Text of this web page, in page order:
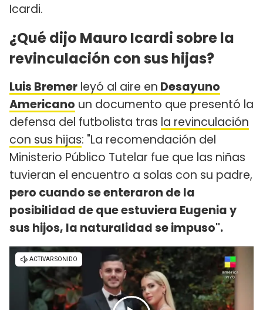
Icardi.
¿Qué dijo Mauro Icardi sobre la
revinculación con sus hijas?
Luis Bremer leyó al aire en Desayuno
Americano un documento que presentó la
defensa del futbolista tras la revinculación
con sus hijas: "La recomendación del
Ministerio Público Tutelar fue que las niñas
tuvieran el encuentro a solas con su padre,
pero cuando se enteraron de la
posibilidad de que estuviera Eugenia y
sus hijos, la naturalidad se impuso".